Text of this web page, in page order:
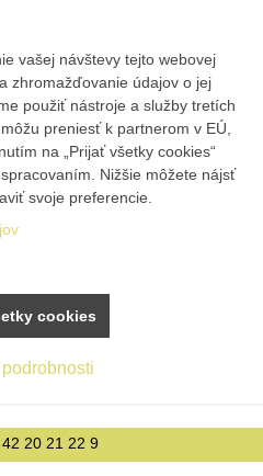
info@bolex.sk
vašej návštevy tejto webovej
zhromažďovanie údajov o jej
použiť nástroje a služby tretích
preniesť k partnerom v EÚ,
na „Prijať všetky cookies“
Nižšie môžete nájsť
svoje preferencie.
cookies